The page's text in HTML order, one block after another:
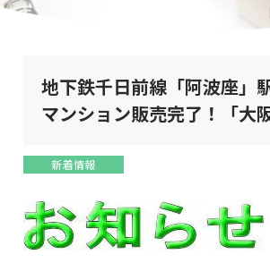
地下鉄千日前線「阿波座」
マンション販売完了！「大
新着情報